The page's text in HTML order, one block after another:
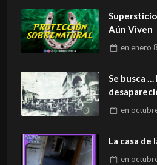
Aún Viven
en enero
Se busca …
en
La casa de
en